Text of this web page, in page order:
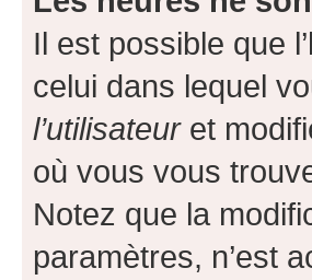
Il est possible que
celui dans lequel
l’utilisateuret
où vous vous
Notez que la
paramètres, n’est